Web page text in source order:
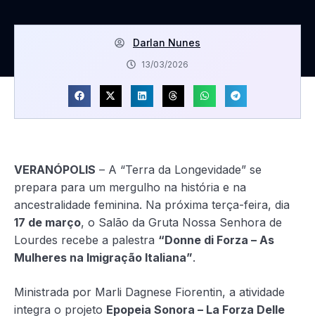
Darlan Nunes
13/03/2026
VERANÓPOLIS – A “Terra da Longevidade” se
prepara para um mergulho na história e na
ancestralidade feminina. Na próxima terça-feira, dia
17 de março, o Salão da Gruta Nossa Senhora de
Lourdes recebe a palestra “Donne di Forza – As
Mulheres na Imigração Italiana”.
Ministrada por Marli Dagnese Fiorentin, a atividade
integra o projeto Epopeia Sonora – La Forza Delle